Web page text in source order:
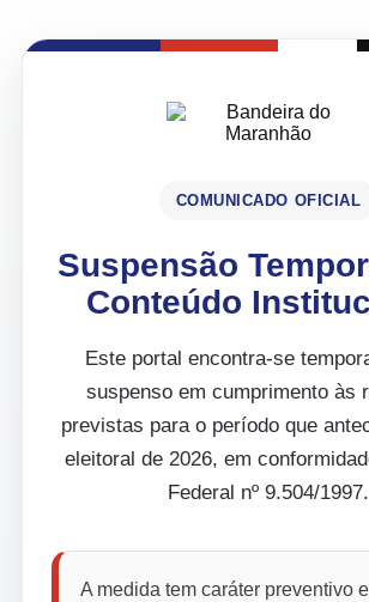
COMUNICADO OFICIAL
Suspensão
Conteúdo
Este portal encontra-se
suspenso em cumprimento às
previstas para o período que
eleitoral de 2026, em
Federal nº 9.504/1997.
A medida tem caráter preventivo e